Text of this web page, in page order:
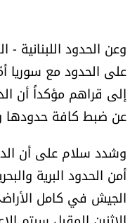
وعن الحدود اللبنانية
على الحدود مع سوريا
إلى قراهم مؤكداً أن
عن ضبط كافة حدودها
وشدد سلام على أن
أمن الحدود البرية
الجيش في كامل